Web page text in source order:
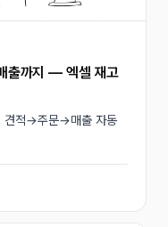
출까지 — 엑셀 재고
견적→주문→매출 자동